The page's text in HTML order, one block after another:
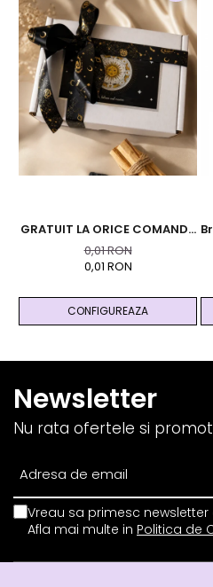
GRATUIT LA ORICE COMANDA
PESTE 99 RON - Cutie
Personalizata Cadou Black
0,01 RON
0,01 RON
CONFIGUREAZA
Newsletter
Nu rata ofertele si
Vreau sa primesc
Afla mai multe in Politica de